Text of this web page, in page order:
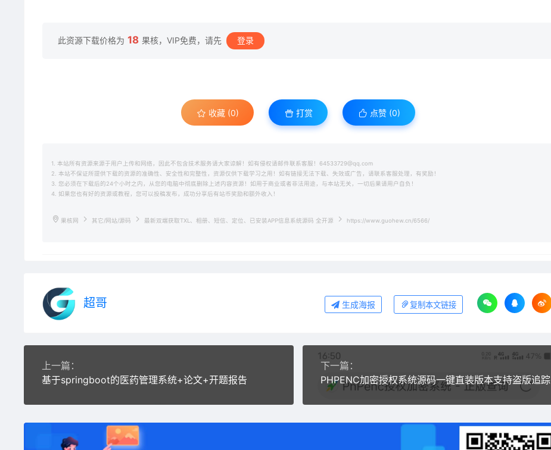
此资源下载价格为 18 果核，VIP免费，请先 登录
收藏 (0) 打赏 点赞 (0)
1. 本站所有资源来源于用户上传和网络，因此不包含技术服务请大家谅解！如有侵权请邮件联系客服！64533729@qq.com
2. 本站不保证所提供下载的资源的准确性、安全性和完整性，资源仅供下载学习之用！如有链接无法下载、失效或广告，请联系客服处理，有奖励！
3. 您必须在下载后的24个小时之内，从您的电脑中彻底删除上述内容资源！如用于商业或者非法用途，与本站无关，一切后果请用户自负！
4. 如果您也有好的资源或教程，您可以投稿发布，成功分享后有站币奖励和额外收入！
果核网 其它/网站/源码 最新双端获取TXL、相册、短信、定位、已安装APP信息系统源码 全开源 https://www.guohew.cn/6566/
超哥 生成海报 复制本文链接
上一篇：
基于springboot的医药管理系统+论文+开题报告
下一篇：
PHPENC加密授权系统源码一键直装版本支持盗版追踪